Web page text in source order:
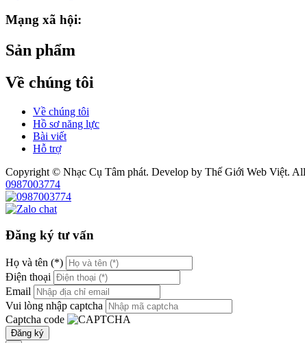
Mạng xã hội:
Sản phẩm
Về chúng tôi
Về chúng tôi
Hồ sơ năng lực
Bài viết
Hỗ trợ
Copyright © Nhạc Cụ Tâm phát. Develop by Thế Giới Web Việt.
0987003774
Đăng ký tư vấn
Họ và tên (*)
Điện thoại
Email
Vui lòng nhập captcha
Captcha code
Đăng ký